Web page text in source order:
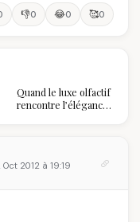
👎0 😂0 🥰0
Quand le luxe olfactif
rencontre l’élégance
Oct 2012 à 19:19